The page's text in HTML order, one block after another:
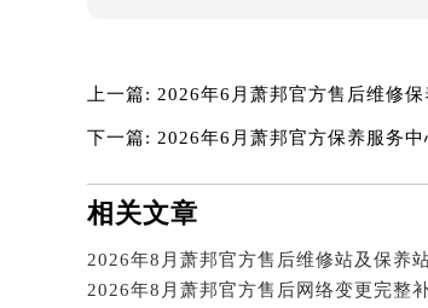
吉林省吉林市船营区河
吉林省梅河口市新华
吉林省四平市铁东区紫
吉林省通化市东昌区环
吉林省延边市延吉市解
上一篇: 2026年6月萧邦官方售后维修
下一篇: 2026年6月萧邦官方保养服务
相关文章
2026年8月萧邦官方售后维修站及保养
2026年8月萧邦官方售后网络变更完整